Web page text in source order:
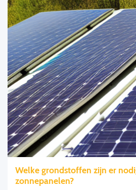
Welke grondstoffen zijn er
zonnepanelen?